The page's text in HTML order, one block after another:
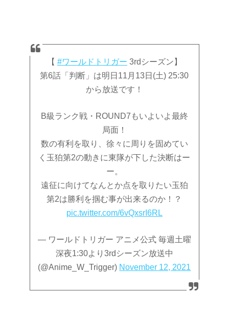
【 #ワールドトリガー 3rdシーズン】
第6話「判断」は明日11月13日(土) 25:30
から放送です！
B級ランク戦・ROUND7もいよいよ最終
局面！
数の有利を取り、徐々に周りを固めてい
く玉狛第2の動きに東隊が下した決断はー
ー。
遠征に向けてなんとか点を取りたい玉狛
第2は勝利を掴む事が出来るのか！？
pic.twitter.com/6vQxsrI6RL
— ワールドトリガー アニメ公式 毎週土曜
深夜1:30より3rdシーズン放送中
(@Anime_W_Trigger) November 12, 2021